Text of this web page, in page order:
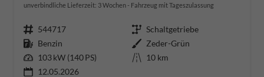
unverbindliche Lieferzeit: 3 Wochen Fahrzeug mit Tageszulassung
Fahrzeugnr. 544717 Getriebe Schaltgetriebe
Kraftstoff Benzin Außenfarbe Zeder-Grün
Leistung 103 kW (140 PS) Kilometerstand 10 km
12.05.2026